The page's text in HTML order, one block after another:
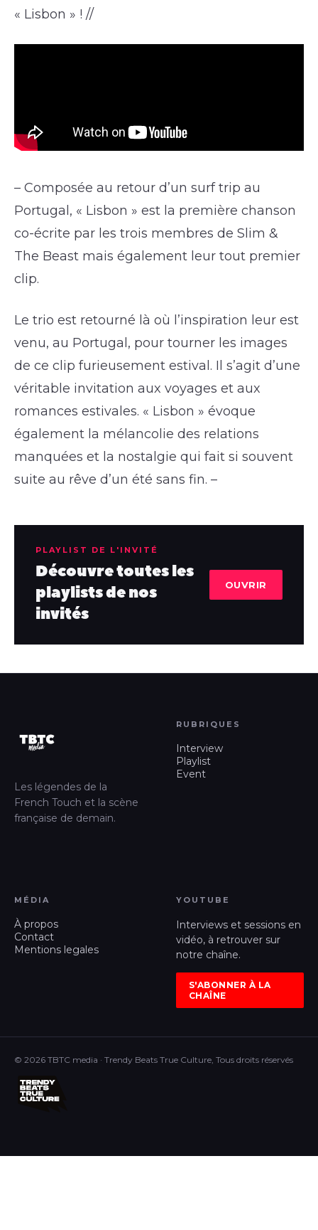
« Lisbon » ! //
– Composée au retour d’un surf trip au
Portugal, « Lisbon » est la première chanson
co-écrite par les trois membres de Slim &
The Beast mais également leur tout premier
clip.
Le trio est retourné là où l’inspiration leur est
venu, au Portugal, pour tourner les images
de ce clip furieusement estival. Il s’agit d’une
véritable invitation aux voyages et aux
romances estivales. « Lisbon » évoque
également la mélancolie des relations
manquées et la nostalgie qui fait si souvent
suite au rêve d’un été sans fin. –
PLAYLIST DE L'INVITÉ
Découvre toutes les
playlists de nos
invités
OUVRIR
Les légendes de la
French Touch et la scène
française de demain.
RUBRIQUES
Interview
Playlist
Event
MÉDIA
À propos
Contact
Mentions legales
YOUTUBE
Interviews et sessions en
vidéo, à retrouver sur
notre chaîne.
S'ABONNER À LA
CHAÎNE
© 2026 TBTC media · Trendy Beats True Culture, Tous droits réservés